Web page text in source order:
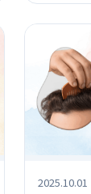
2025.10.01